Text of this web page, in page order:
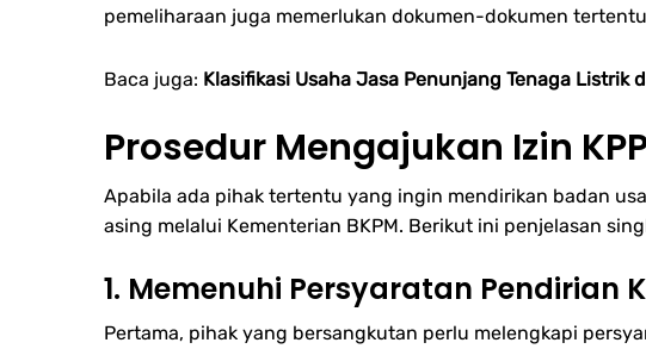
pemeliharaan juga memerlukan dokumen-dokumen
Baca juga: Klasifikasi Usaha Jasa Penunjang Tenaga Listrik
Prosedur Mengajukan Izin
Apabila ada pihak tertentu yang ingin mendirikan badan
asing melalui Kementerian BKPM. Berikut ini penjelasan
1. Memenuhi Persyaratan Pendirian
Pertama, pihak yang bersangkutan perlu melengkapi